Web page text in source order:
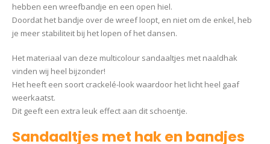
hebben een wreefbandje en een open hiel.
Doordat het bandje over de wreef loopt, en niet om de enkel, heb
je meer stabiliteit bij het lopen of het dansen.
Het materiaal van deze multicolour sandaaltjes met naaldhak
vinden wij heel bijzonder!
Het heeft een soort crackelé-look waardoor het licht heel gaaf
weerkaatst.
Dit geeft een extra leuk effect aan dit schoentje.
Sandaaltjes met hak en bandjes